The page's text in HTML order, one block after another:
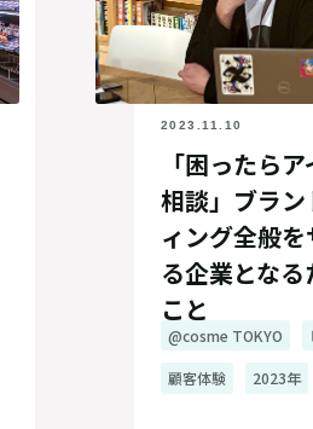
2023.11.10
「困ったら
相談」ブラ
ィング全般
る企業とな
こと
@cosme TOKYO
顧客体験 2023年